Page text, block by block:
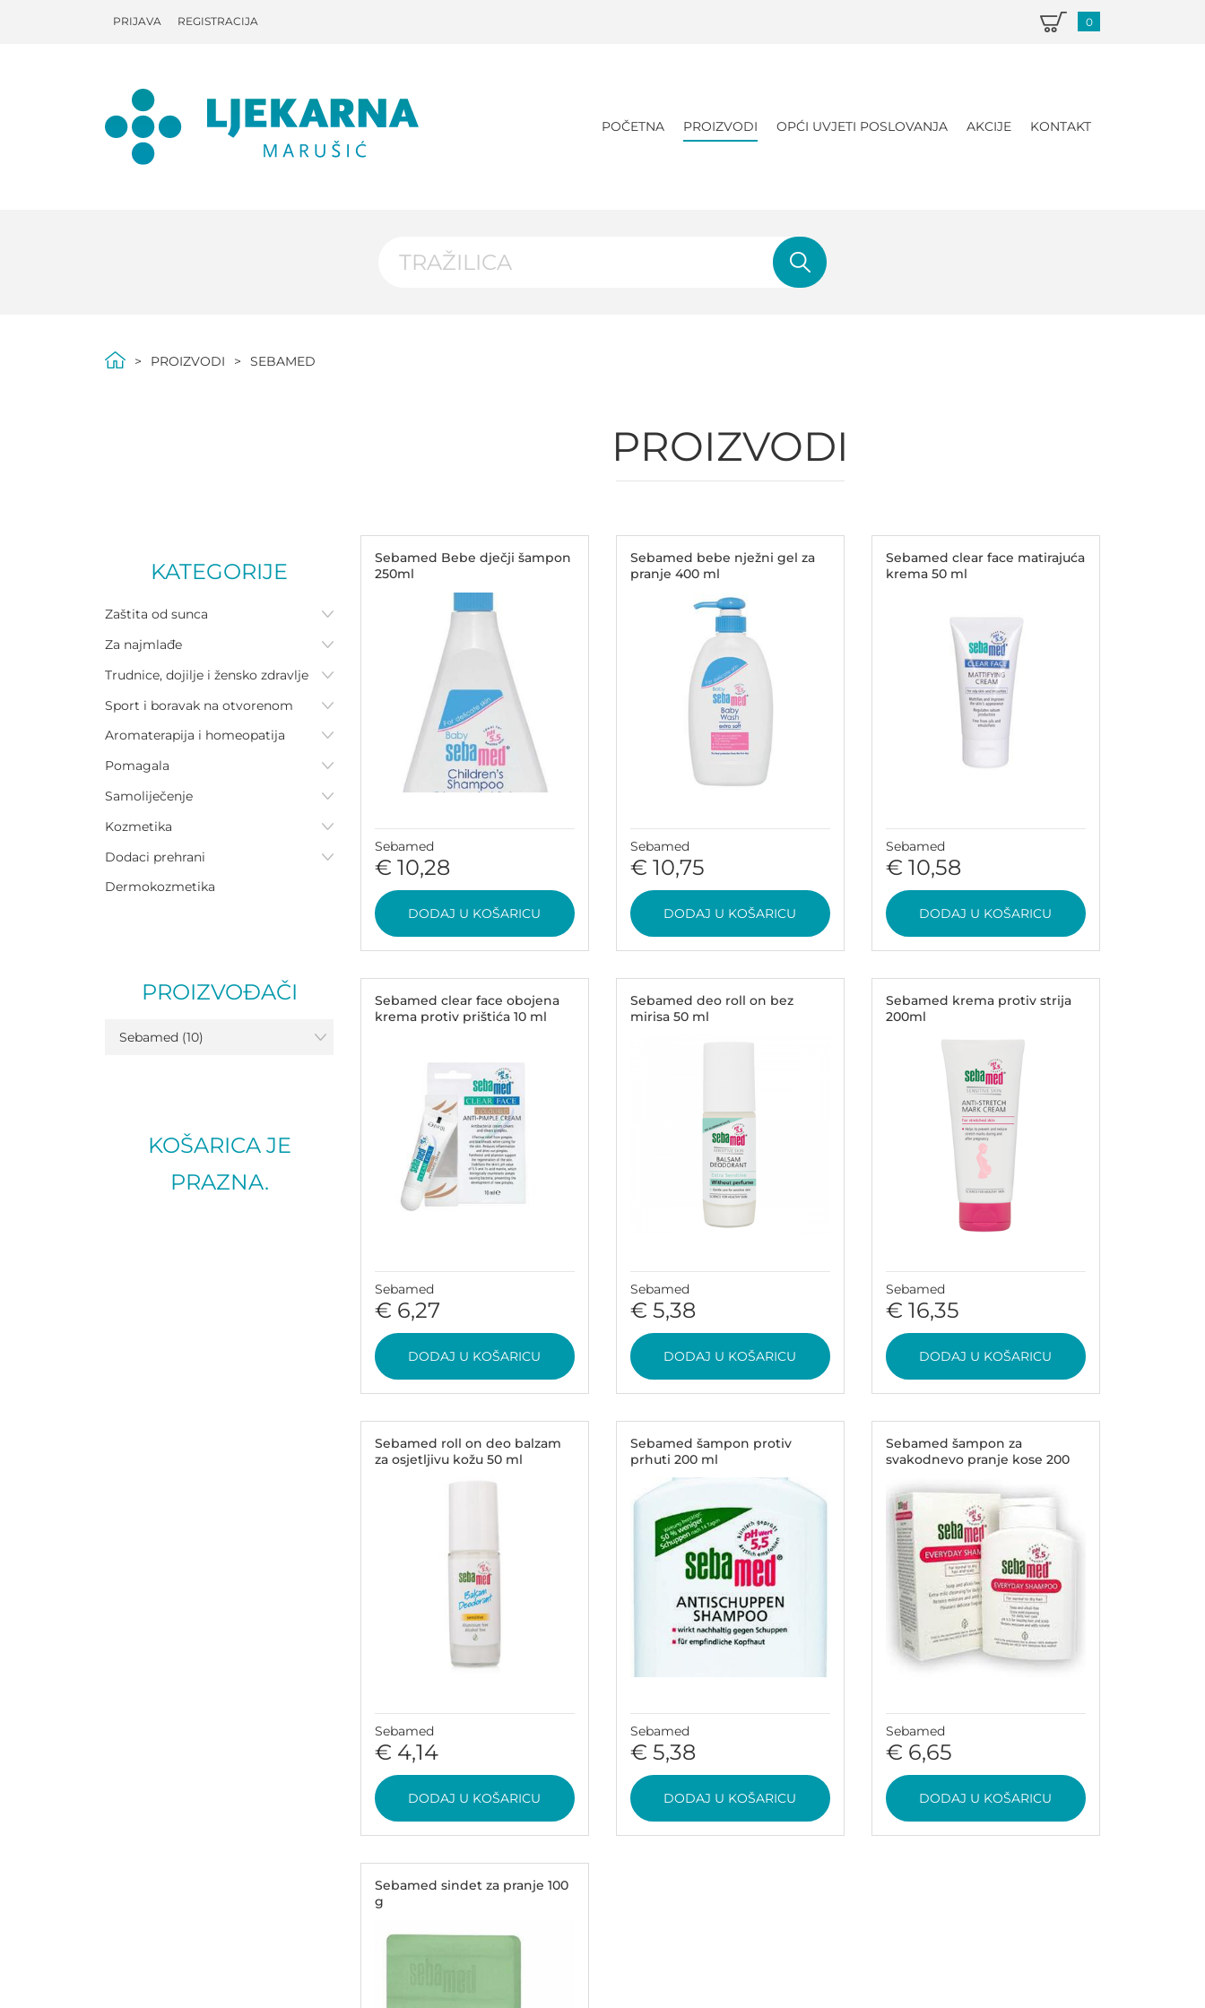
PRIJAVA REGISTRACIJA 0
POČETNA PROIZVODI OPĆI UVJETI POSLOVANJA AKCIJE KONTAKT
PROIZVODI SEBAMED
PROIZVODI
Sebamed Bebe dječji šampon
250ml
Sebamed
€ 10,28
DODAJ U KOŠARICU
Sebamed bebe nježni gel za
pranje 400 ml
Sebamed
€ 10,75
DODAJ U KOŠARICU
Sebamed clear face matirajuća
krema 50 ml
Sebamed
€ 10,58
DODAJ U KOŠARICU
Sebamed clear face obojena
krema protiv prištića 10 ml
Sebamed
€ 6,27
DODAJ U KOŠARICU
Sebamed deo roll on bez
mirisa 50 ml
Sebamed
€ 5,38
DODAJ U KOŠARICU
Sebamed krema protiv strija
200ml
Sebamed
€ 16,35
DODAJ U KOŠARICU
Sebamed roll on deo balzam
za osjetljivu kožu 50 ml
Sebamed
€ 4,14
DODAJ U KOŠARICU
Sebamed šampon protiv
prhuti 200 ml
Sebamed
€ 5,38
DODAJ U KOŠARICU
Sebamed šampon za
svakodnevo pranje kose 200
Sebamed
€ 6,65
DODAJ U KOŠARICU
Sebamed sindet za pranje 100
g
KATEGORIJE
Zaštita od sunca
Za najmlađe
Trudnice, dojilje i žensko zdravlje
Sport i boravak na otvorenom
Aromaterapija i homeopatija
Pomagala
Samoliječenje
Kozmetika
Dodaci prehrani
Dermokozmetika
PROIZVOĐAČI
Sebamed (10)
KOŠARICA JE
PRAZNA.